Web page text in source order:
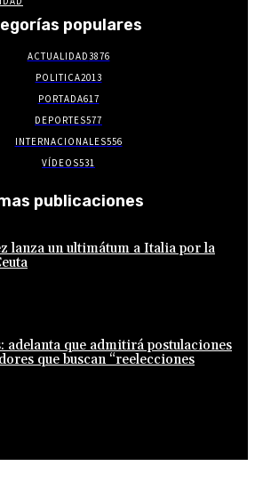
populares
ACTUALIDAD3876
POLITICA2013
PORTADA617
DEPORTES577
INTERNACIONALES556
VÍDEOS531
publicaciones
lanza un ultimátum a Italia por la
adelanta que admitirá postulaciones
que buscan “reelecciones